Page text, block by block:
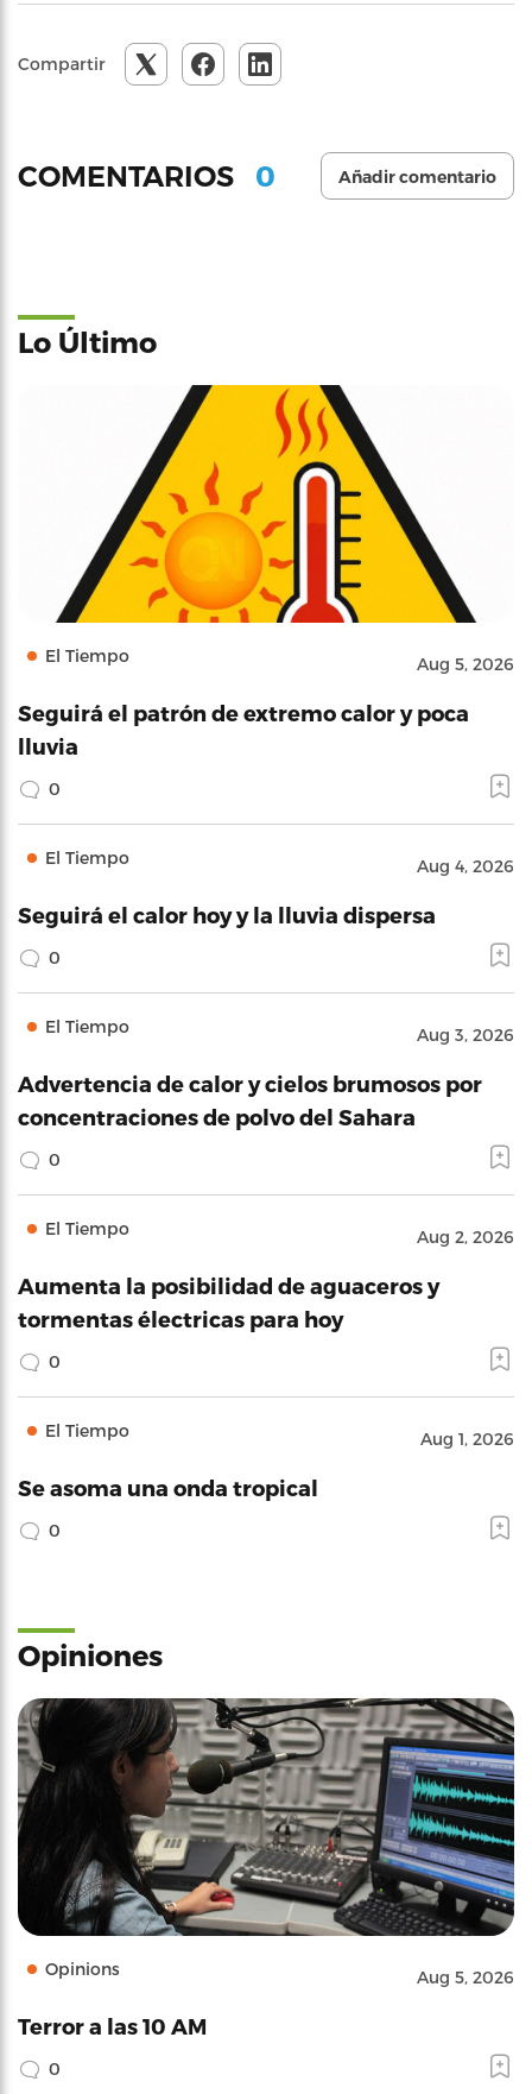
Compartir
COMENTARIOS 0 Añadir comentario
Lo Último
El Tiempo Aug 5, 2026
Seguirá el patrón de extremo calor y poca
lluvia
0
El Tiempo Aug 4, 2026
Seguirá el calor hoy y la lluvia dispersa
0
El Tiempo Aug 3, 2026
Advertencia de calor y cielos brumosos por
concentraciones de polvo del Sahara
0
El Tiempo Aug 2, 2026
Aumenta la posibilidad de aguaceros y
tormentas électricas para hoy
0
El Tiempo Aug 1, 2026
Se asoma una onda tropical
0
Opiniones
Opinions Aug 5, 2026
Terror a las 10 AM
0